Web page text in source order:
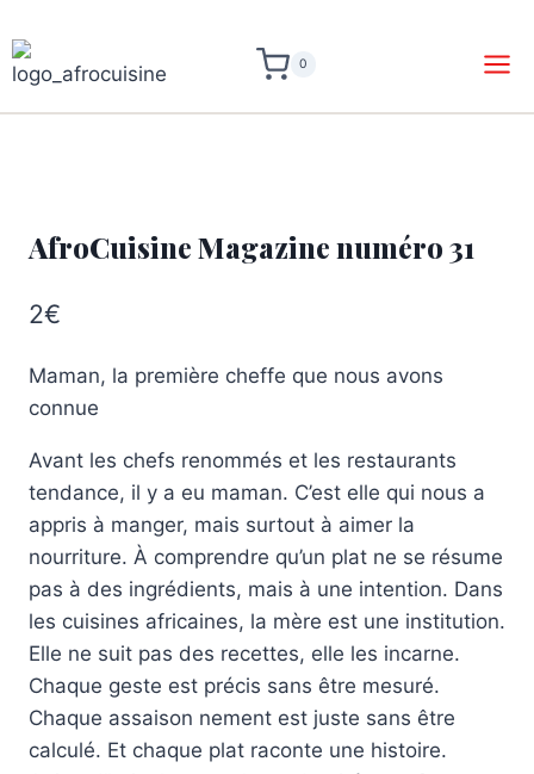
0
AfroCuisine Magazine numéro 31
2€
Maman, la première cheffe que nous avons
connue
Avant les chefs renommés et les restaurants
tendance, il y a eu maman. C’est elle qui nous a
appris à manger, mais surtout à aimer la
nourriture. À comprendre qu’un plat ne se résume
pas à des ingrédients, mais à une intention. Dans
les cuisines africaines, la mère est une institution.
Elle ne suit pas des recettes, elle les incarne.
Chaque geste est précis sans être mesuré.
Chaque assaison nement est juste sans être
calculé. Et chaque plat raconte une histoire.